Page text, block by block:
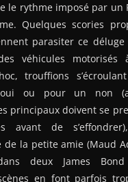
le rythme imposé par un
Quelques scories
parasiter ce
véhicules motorisés
trouffions
ou pour un non
principaux doivent se
avant de
la petite amie (Maud
deux James
en font parfois